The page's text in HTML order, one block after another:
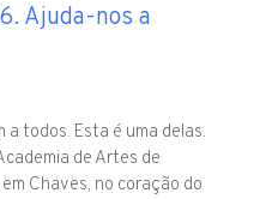
Ajuda-nos a
todos. Esta é uma delas.
de Artes de
Chaves, no coração do